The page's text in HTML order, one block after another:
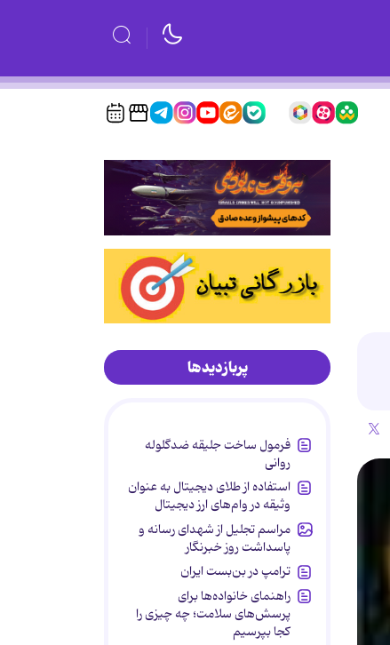
پربازدیدها
فرمول ساخت جلیقه ضدگلوله
روانی
استفاده از طلای دیجیتال به عنوان
وثیقه در وام‌های ارز دیجیتال
مراسم تجلیل از شهدای رسانه و
پاسداشت روز خبرنگار
ترامپ در بن‌بست ایران
راهنمای خانواده‌ها برای
پرسش‌های سلامت؛ چه چیزی را
کجا بپرسیم